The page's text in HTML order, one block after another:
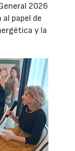
2026
papel de
y la